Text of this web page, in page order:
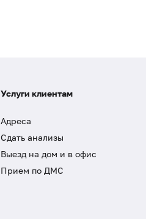
Услуги клиентам
Адреса
Сдать анализы
Выезд на дом и в офис
Прием по ДМС